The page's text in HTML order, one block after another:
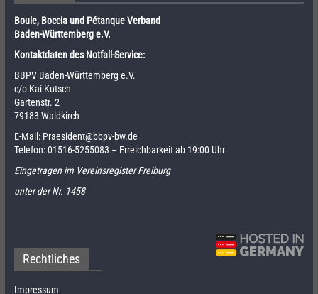
Boule, Boccia und Pétanque Verband
Baden-Württemberg e.V.
Kontaktdaten des Notfall-Service:
BBPV Baden-Württemberg e.V.
c/o Kai Kutsch
Gartenstr. 2
79183 Waldkirch
E-Mail: Praesident@bbpv-bw.de
Telefon:01516-5255083 – Erreichbarkeit ab 19:00 Uhr
Eingetragen im Vereinsregister Freiburg
unter der Nr. 1458
Rechtliches
Impressum